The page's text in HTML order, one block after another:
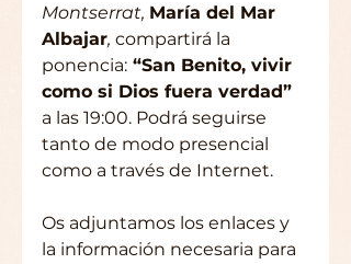
Montserrat, María del Mar
Albajar, compartirá la
ponencia: “San Benito, vivir
como si Dios fuera verdad”
a las 19:00. Podrá seguirse
tanto de modo presencial
como a través de Internet.
Os adjuntamos los enlaces y
la información necesaria para